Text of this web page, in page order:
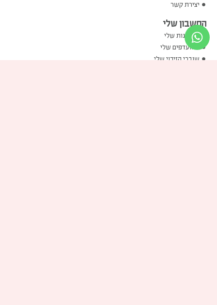
יצירת קשר
החשבון שלי
ההזמנות שלי
המועדפים שלי
שוברי הזיכוי שלי